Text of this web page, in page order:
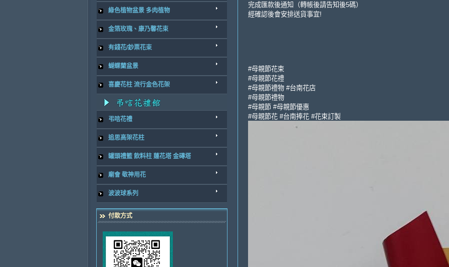
綠色植物盆景 多肉植物
金箔玫瑰、康乃馨花束
有錢花/鈔票花束
蝴蝶蘭盆景
喜慶花柱 流行金色花架
弔唁花禮
追思高架花柱
罐頭禮籃 飲料柱 蓮花塔 金磚塔
廟會 敬神用花
波波球系列
付款方式
完成匯款後通知（轉帳後請告知後5碼）
經確認後會安排送貨事宜!
#母親節花束
#母親節花禮
#母親節禮物 #台南花店
#母親節禮物
#母親節 #母親節優惠
#母親節花 #台南捧花 #花束訂製